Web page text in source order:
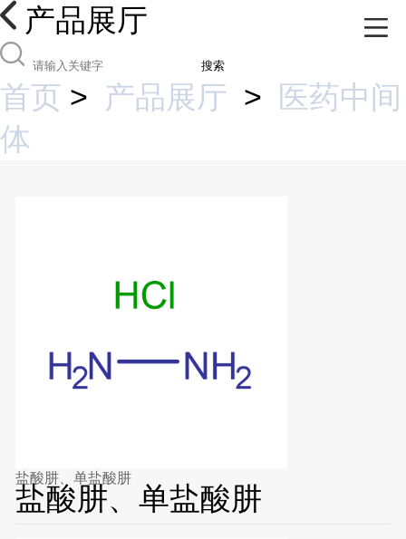
产品展厅
搜索
首页 > 产品展厅 >
医药中间
体
盐酸肼、单盐酸肼
盐酸肼、单盐酸肼